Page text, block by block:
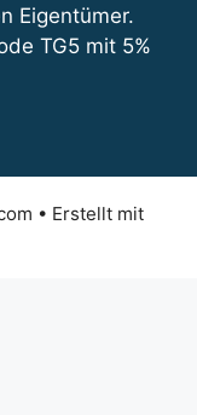
Eigentümer.
TG5 mit 5%
• Erstellt mit